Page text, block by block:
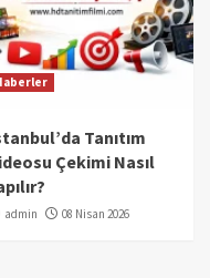
Tanıtım
Çekimi Nasıl
admin 08 Nisan 2026